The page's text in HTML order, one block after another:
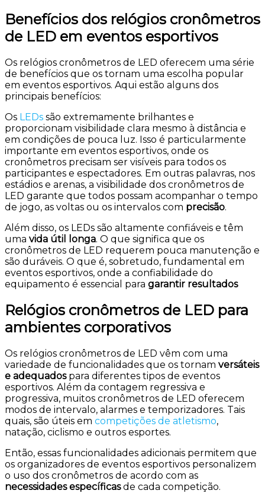
Benefícios dos relógios cronômetros
de LED em eventos esportivos
Os relógios cronômetros de LED oferecem uma série
de benefícios que os tornam uma escolha popular
em eventos esportivos. Aqui estão alguns dos
principais benefícios:
Os LEDs são extremamente brilhantes e
proporcionam visibilidade clara mesmo à distância e
em condições de pouca luz. Isso é particularmente
importante em eventos esportivos, onde os
cronômetros precisam ser visíveis para todos os
participantes e espectadores. Em outras palavras, nos
estádios e arenas, a visibilidade dos cronômetros de
LED garante que todos possam acompanhar o tempo
de jogo, as voltas ou os intervalos com precisão.
Além disso, os LEDs são altamente confiáveis e têm
uma vida útil longa. O que significa que os
cronômetros de LED requerem pouca manutenção e
são duráveis. O que é, sobretudo, fundamental em
eventos esportivos, onde a confiabilidade do
equipamento é essencial para garantir resultados
Relógios cronômetros de LED para
ambientes corporativos
Os relógios cronômetros de LED vêm com uma
variedade de funcionalidades que os tornam versáteis
e adequadospara diferentes tipos de eventos
esportivos. Além da contagem regressiva e
progressiva, muitos cronômetros de LED oferecem
modos de intervalo, alarmes e temporizadores. Tais
quais, são úteis em competições de atletismo,
natação, ciclismo e outros esportes.
Então, essas funcionalidades adicionais permitem que
os organizadores de eventos esportivos personalizem
o uso dos cronômetros de acordo com as
necessidades específicasde cada competição.